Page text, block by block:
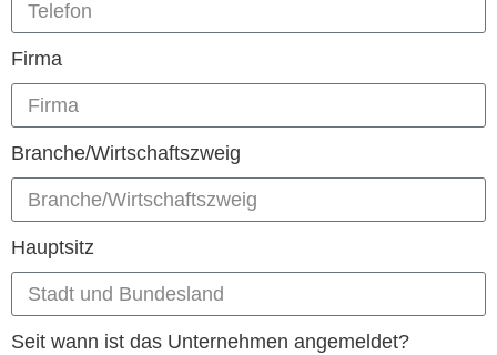
Firma
Branche/Wirtschaftszweig
Hauptsitz
Seit wann ist das Unternehmen angemeldet?